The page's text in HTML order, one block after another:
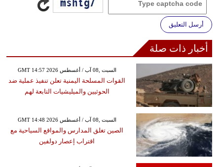
أرسل التعليق
أخبار ذات صلة
GMT 14:57 2026 السبت ,08 آب / أغسطس
القوات المسلحة اليمنية تعلن تنفيذ عملية ضد
الحوثيين والميليشيات التابعة لهم
GMT 14:48 2026 السبت ,08 آب / أغسطس
الصين تغلق المدارس والمواقع السياحية مع
اقتراب إعصار دولفين